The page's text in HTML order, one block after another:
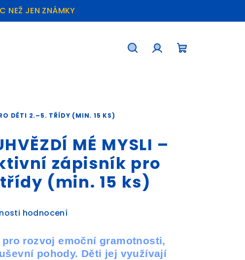
NEŽ JEN ZNÁMKY
DĚTI 2.–5. TŘÍDY (MIN. 15 KS)
MÉ MYSLI –
zápisník pro
(min. 15 ks)
hodnocení
rozvoj emoční gramotnosti,
pohody. Děti jej využívají